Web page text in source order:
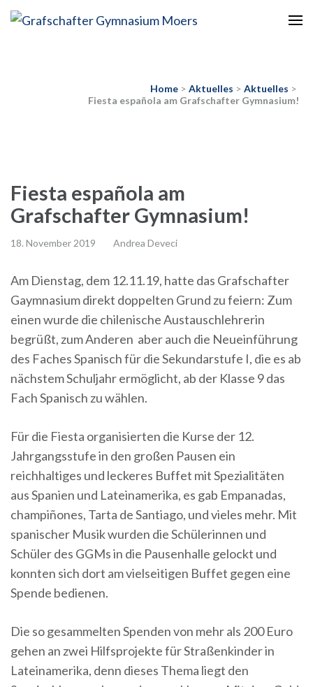
Home > Aktuelles > Aktuelles >
Fiesta española am Grafschafter Gymnasium!
Fiesta española am
Grafschafter Gymnasium!
18. November 2019 Andrea Deveci
Am Dienstag, dem 12.11.19, hatte das Grafschafter
Gaymnasium direkt doppelten Grund zu feiern: Zum
einen wurde die chilenische Austauschlehrerin
begrüßt, zum Anderen aber auch die Neueinführung
des Faches Spanisch für die Sekundarstufe I, die es ab
nächstem Schuljahr ermöglicht, ab der Klasse 9 das
Fach Spanisch zu wählen.
Für die Fiesta organisierten die Kurse der 12.
Jahrgangsstufe in den großen Pausen ein
reichhaltiges und leckeres Buffet mit Spezialitäten
aus Spanien und Lateinamerika, es gab Empanadas,
champiñones, Tarta de Santiago, und vieles mehr. Mit
spanischer Musik wurden die Schülerinnen und
Schüler des GGMs in die Pausenhalle gelockt und
konnten sich dort am vielseitigen Buffet gegen eine
Spende bedienen.
Die so gesammelten Spenden von mehr als 200 Euro
gehen an zwei Hilfsprojekte für Straßenkinder in
Lateinamerika, denn dieses Thema liegt den